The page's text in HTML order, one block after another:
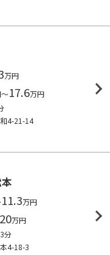
万円
17.6万円
4-21-14
11.3万円
万円
分
4-18-3